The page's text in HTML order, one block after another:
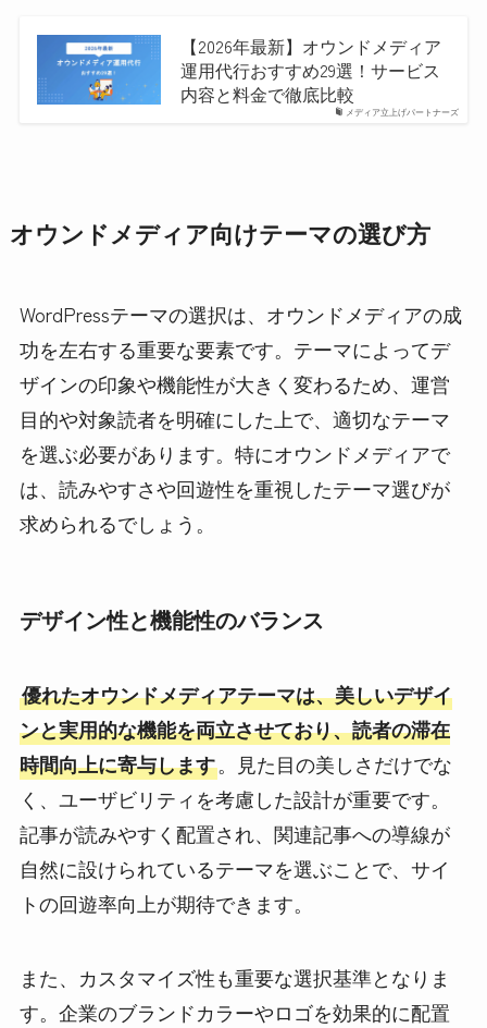
メディア立上げパートナーズ
【2026年最新】オウンドメディア
運用代行おすすめ29選！サービス
内容と料金で徹底比較
オウンドメディア向けテーマの選び方
WordPressテーマの選択は、オウンドメディアの成
功を左右する重要な要素です。テーマによってデ
ザインの印象や機能性が大きく変わるため、運営
目的や対象読者を明確にした上で、適切なテーマ
を選ぶ必要があります。特にオウンドメディアで
は、読みやすさや回遊性を重視したテーマ選びが
求められるでしょう。
デザイン性と機能性のバランス
優れたオウンドメディアテーマは、美しいデザイ
ンと実用的な機能を両立させており、読者の滞在
時間向上に寄与します。見た目の美しさだけでな
く、ユーザビリティを考慮した設計が重要です。
記事が読みやすく配置され、関連記事への導線が
自然に設けられているテーマを選ぶことで、サイ
トの回遊率向上が期待できます。
また、カスタマイズ性も重要な選択基準となりま
す。企業のブランドカラーやロゴを効果的に配置